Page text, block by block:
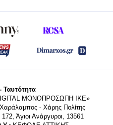
Ταυτότητα
MONΟΠΡΟΣΩΠΗ ΙΚΕ»
- Χάρης Πολίτης
Άγιοι Ανάργυροι, 13561